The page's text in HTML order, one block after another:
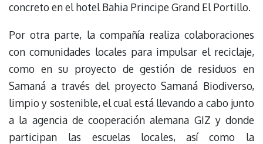
concreto en el hotel Bahia Principe Grand El Portillo.
Por otra parte, la compañía realiza colaboraciones
con comunidades locales para impulsar el reciclaje,
como en su proyecto de gestión de residuos en
Samaná a través del proyecto Samaná Biodiverso,
limpio y sostenible, el cual está llevando a cabo junto
a la agencia de cooperación alemana GIZ y donde
participan las escuelas locales, así como la